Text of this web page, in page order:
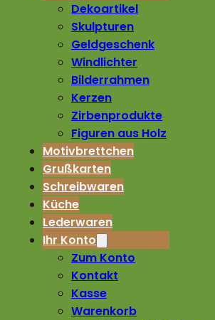
Dekoartikel
Skulpturen
Geldgeschenk
Windlichter
Bilderrahmen
Kerzen
Zirbenprodukte
Figuren aus Holz
Motivbrettchen
Grußkarten
Schreibwaren
Küche
Lederwaren
Ihr Konto
Zum Konto
Kontakt
Kasse
Warenkorb